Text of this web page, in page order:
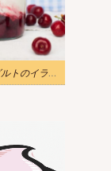
チェリーヨーグルトのイラストリアル